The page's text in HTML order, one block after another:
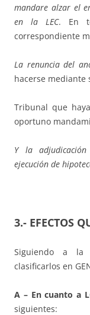
mandare alzar el
en la LEC. En
correspondiente
La renuncia del
hacerse
Tribunal que
oportuno
Y la
ejecución de
3.- EFECTOS
Siguiendo a la
clasificarlos en
A – En cuanto a
siguientes: